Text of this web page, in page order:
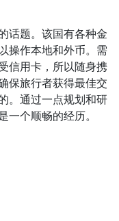
话题。该国有各种金
操作本地和外币。需
信用卡，所以随身携
保旅行者获得最佳交
。通过一点规划和研
一个顺畅的经历。